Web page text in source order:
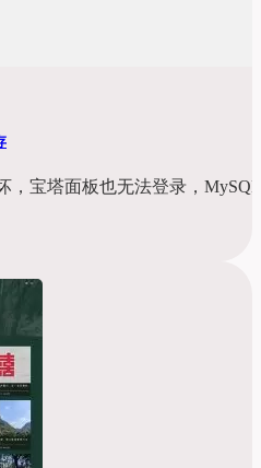
，宝塔面板也无法登录，